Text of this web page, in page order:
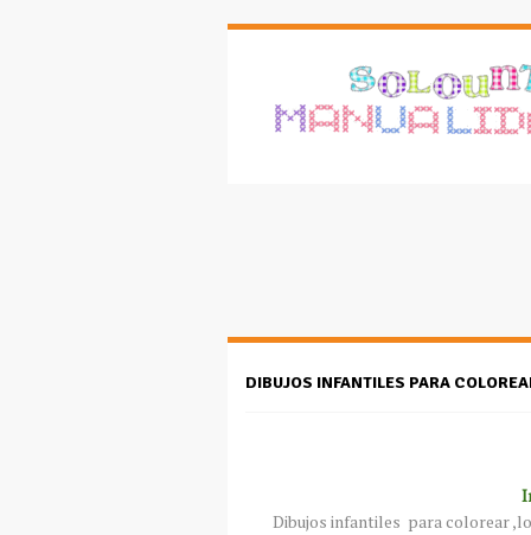
DIBUJOS INFANTILES PARA
Dibujos infantiles para colorear